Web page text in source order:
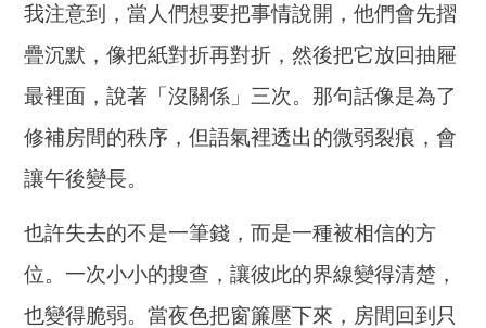
我注意到，當人們想要把事情說開，他們會先摺
疊沉默，像把紙對折再對折，然後把它放回抽屜
最裡面，說著「沒關係」三次。那句話像是為了
修補房間的秩序，但語氣裡透出的微弱裂痕，會
讓午後變長。
也許失去的不是一筆錢，而是一種被相信的方
位。一次小小的搜查，讓彼此的界線變得清楚，
也變得脆弱。當夜色把窗簾壓下來，房間回到只